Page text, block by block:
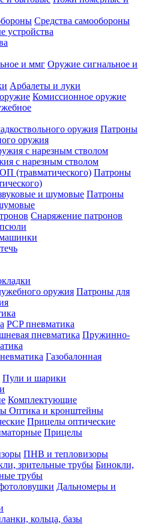
Средства самообороны
устройства
Оружие сигнальное и
Арбалеты и луки
Комиссионное оружие
Патроны
оружия
с нарезным стволом
Патроны
Патроны
Снаряжение патронов
Патроны для
PCP пневматика
Пружинно-
Газобалонная
Пули и шарики
Комплектующие
Оптика и кронштейны
Прицелы оптические
Прицелы
ПНВ и тепловизоры
Бинокли,
трубы
Дальномеры и